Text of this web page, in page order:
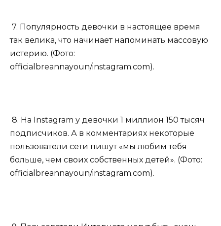
7. Популярность девочки в настоящее время
так велика, что начинает напоминать массовую
истерию. (Фото:
officialbreannayoun/instagram.com).
8. На Instagram у девочки 1 миллион 150 тысяч
подписчиков. А в комментариях некоторые
пользователи сети пишут «мы любим тебя
больше, чем своих собственных детей». (Фото:
officialbreannayoun/instagram.com).